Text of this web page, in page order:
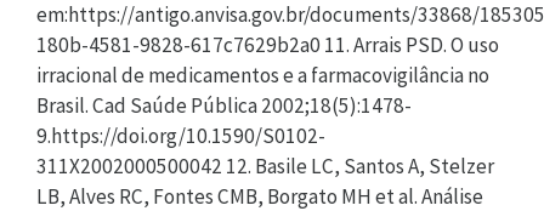
em:https://antigo.anvisa.gov.br/documents/33868/
180b-4581-9828-617c7629b2a0 11. Arrais PSD. O uso
irracional de medicamentos e a farmacovigilância no
Brasil. Cad Saúde Pública 2002;18(5):1478-
9.https://doi.org/10.1590/S0102-
311X2002000500042 12. Basile LC, Santos A, Stelzer
LB, Alves RC, Fontes CMB, Borgato MH et al. Análise